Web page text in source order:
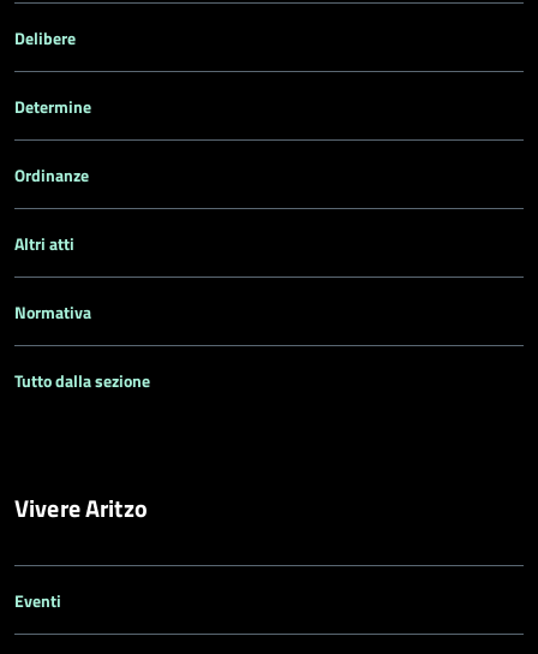
Delibere
Determine
Ordinanze
Altri atti
Normativa
Tutto dalla sezione
Vivere Aritzo
Eventi